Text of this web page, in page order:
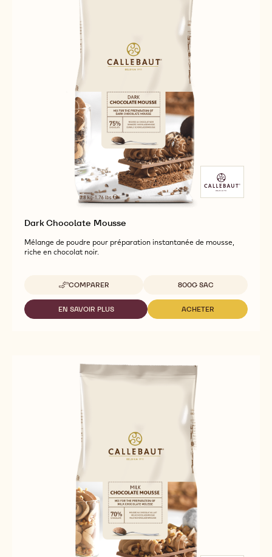
Dark Chocolate Mousse
Mélange de poudre pour préparation instantanée de mousse,
riche en chocolat noir.
COMPARER
-
DARK
CHOCOLATE
MOUSSE
Tailles disponibles
800G SAC
EN SAVOIR PLUS
-
ACHETER
-